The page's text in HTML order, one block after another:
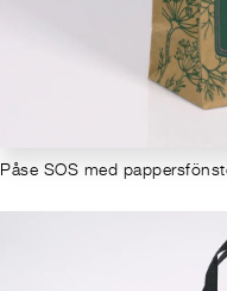
Påse SOS med